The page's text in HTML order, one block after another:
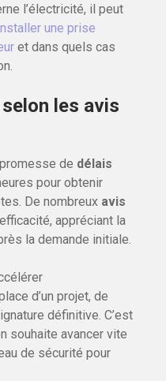
l’électricité, il peut
une prise
et dans quels cas
les avis
de délais
pour obtenir
De nombreux avis
appréciant la
la demande initiale.
d’un projet, de
définitive. C’est
souhaite avancer vite
de sécurité pour